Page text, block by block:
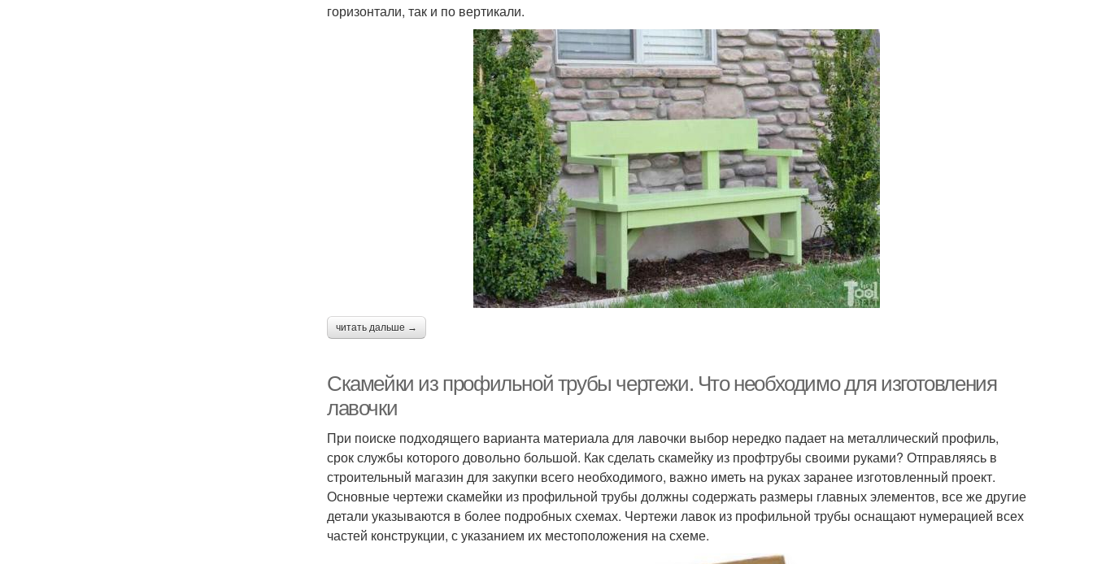
горизонтали, так и по вертикали.
читать дальше →
Скамейки из профильной трубы чертежи. Что необходимо для изготовления
лавочки
При поиске подходящего варианта материала для лавочки выбор нередко падает на металлический профиль,
срок службы которого довольно большой. Как сделать скамейку из профтрубы своими руками? Отправляясь в
строительный магазин для закупки всего необходимого, важно иметь на руках заранее изготовленный проект.
Основные чертежи скамейки из профильной трубы должны содержать размеры главных элементов, все же другие
детали указываются в более подробных схемах. Чертежи лавок из профильной трубы оснащают нумерацией всех
частей конструкции, с указанием их местоположения на схеме.